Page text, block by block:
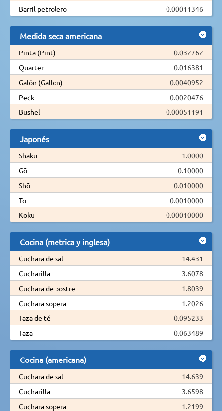
Barril petrolero 0.00011346
Medida seca americana
Pinta (Pint)
0.032762
Quarter
0.016381
Galón (Gallon)
0.0040952
Peck
0.0020476
Bushel
0.00051191
Japonés
Shaku
1.0000
Gō
0.10000
Shō
0.010000
To
0.0010000
Koku
0.00010000
Cocina (metrica y inglesa)
Cuchara de sal
14.431
Cucharilla
3.6078
Cuchara de postre
1.8039
Cuchara sopera
1.2026
Taza de té
0.095233
Taza
0.063489
Cocina (americana)
Cuchara de sal
14.639
Cucharilla
3.6598
Cuchara sopera
1.2199